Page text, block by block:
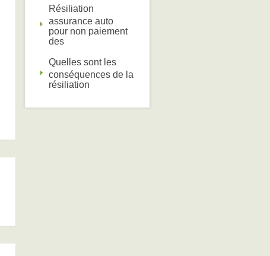
Résiliation
assurance auto
pour non paiement
des
Quelles sont les
conséquences de la
résiliation